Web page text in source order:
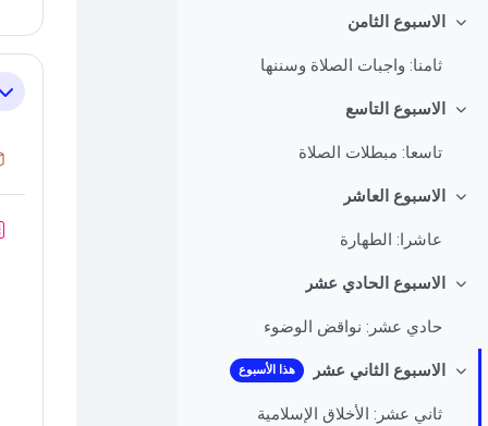
طي
الاسبوع الثامن
ثامنا: واجبات الصلاة وسننها
طي
الاسبوع التاسع
تاسعا: مبطلات الصلاة
طي
الاسبوع العاشر
عاشرا: الطهارة
طي
الاسبوع الحادي عشر
حادي عشر: نواقض الوضوء
طي
الاسبوع الثاني عشر هذا الأسبوع
ثاني عشر: الأخلاق الإسلامية